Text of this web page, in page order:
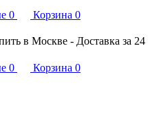
0 Корзина 0
в Москве - Доставка за 24
0 Корзина 0